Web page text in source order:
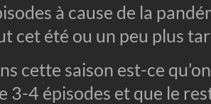
à cause de la
cet été ou un peu plus
cette saison est-ce
3-4 épisodes et que le